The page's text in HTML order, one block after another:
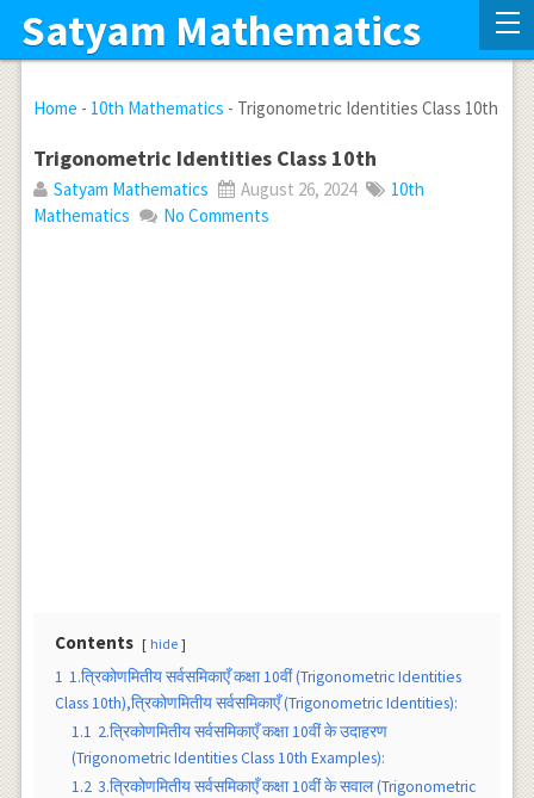
Satyam Mathematics
Home - 10th Mathematics - Trigonometric Identities Class 10th
Trigonometric Identities Class 10th
Satyam Mathematics August 26, 2024
10th
Mathematics
No Comments
Contents hide
1 1.त्रिकोणमितीय सर्वसमिकाएँ कक्षा 10वीं (Trigonometric Identities
Class 10th),त्रिकोणमितीय सर्वसमिकाएँ (Trigonometric Identities):
1.1 2.त्रिकोणमितीय सर्वसमिकाएँ कक्षा 10वीं के उदाहरण
(Trigonometric Identities Class 10th Examples):
1.2 3.त्रिकोणमितीय सर्वसमिकाएँ कक्षा 10वीं के सवाल (Trigonometric